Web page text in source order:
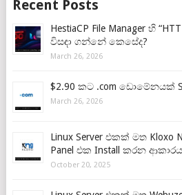
Recent Posts
HestiaCP File Manager හි
විසඳා ගන්නේ කෙසේද?
March 26, 2026
$2.90 කට .com ඩොමේනයක්
March 26, 2026
Linux Server එකක් මත Kloxo
Panel එක Install කරන ආකාරය
October 20, 2025